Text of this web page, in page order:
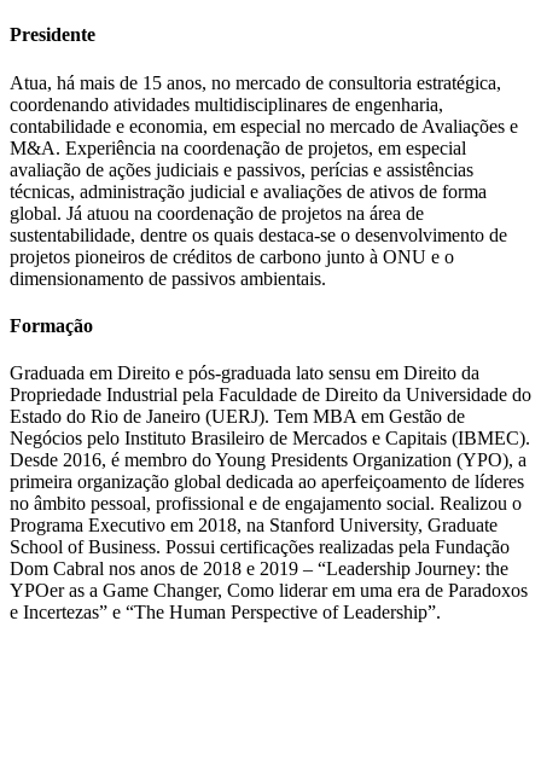
Presidente
Atua, há mais de 15 anos, no mercado de consultoria estratégica,
coordenando atividades multidisciplinares de engenharia,
contabilidade e economia, em especial no mercado de Avaliações e
M&A. Experiência na coordenação de projetos, em especial
avaliação de ações judiciais e passivos, perícias e assistências
técnicas, administração judicial e avaliações de ativos de forma
global. Já atuou na coordenação de projetos na área de
sustentabilidade, dentre os quais destaca-se o desenvolvimento de
projetos pioneiros de créditos de carbono junto à ONU e o
dimensionamento de passivos ambientais.
Formação
Graduada em Direito e pós-graduada lato sensu em Direito da
Propriedade Industrial pela Faculdade de Direito da Universidade do
Estado do Rio de Janeiro (UERJ). Tem MBA em Gestão de
Negócios pelo Instituto Brasileiro de Mercados e Capitais (IBMEC).
Desde 2016, é membro do Young Presidents Organization (YPO), a
primeira organização global dedicada ao aperfeiçoamento de líderes
no âmbito pessoal, profissional e de engajamento social. Realizou o
Programa Executivo em 2018, na Stanford University, Graduate
School of Business. Possui certificações realizadas pela Fundação
Dom Cabral nos anos de 2018 e 2019 – “Leadership Journey: the
YPOer as a Game Changer, Como liderar em uma era de Paradoxos
e Incertezas” e “The Human Perspective of Leadership”.